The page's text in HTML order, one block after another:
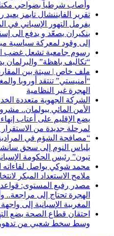
وأصاب شرطياً بضواحي
تقرير الفايننشال تايمز
يفرمل التهور الإسباني في
بنكيران يصعّد و يدفع الى
إلى وقود لمعركة سياسية
رسوم جامعية تشعل غضب
“تكاليف باهظة”
ملف خاص | سبتة بين المقاربة
“أمنيستي” تنتقد أوروبا
الهجرة غير النظامية
الشركة الجهوية متعددة
يضع الإقليم على أعتاب
لمرحلة جديدة من الاستقرار
“مصافحة الشؤم في
بلباس النوم إلى سحق
تبون” رئيس الحكومة
محمد شوكي يواصل لقاءاته
ملامح الاستعداد المبكر
مصدر رفيع المستوى:
الهجرة تحتاج إلى مراجعة..
المغربية الإسبانية إلى واجهة
احتقان قطاع الصحة يضع
وسط سخط شعبي من تدهور